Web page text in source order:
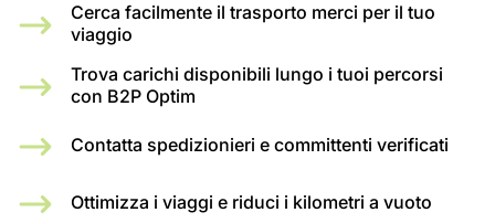
Cerca facilmente il trasporto merci per il tuo
viaggio
Trova carichi disponibili lungo i tuoi percorsi
con B2P Optim
Contatta spedizionieri e committenti verificati
Ottimizza i viaggi e riduci i kilometri a vuoto